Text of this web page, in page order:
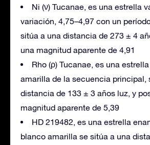
Ni (ν) Tucanae, es una estrella
variación, 4,75–4,97 con un
sitúa a una distancia de 273 ± 4
una magnitud aparente de 4,91
Rho (ρ) Tucanae, es una
amarilla de la secuencia principal,
distancia de 133 ± 3 años luz, y
magnitud aparente de 5,39
HD 219482, es una estrella
blanco amarilla se sitúa a una